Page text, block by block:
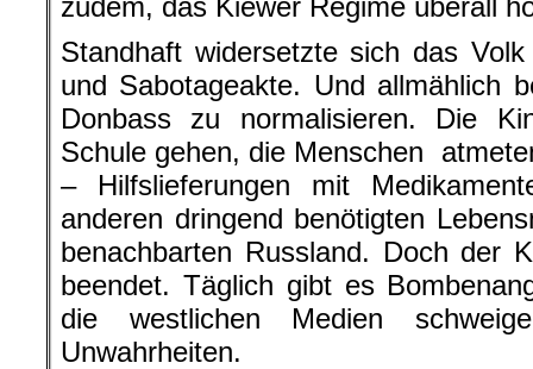
zudem, das Kiewer Regime überall
Standhaft widersetzte sich das
und Sabotageakte. Und allmählich
Donbass zu normalisieren. Die
Schule gehen, die Menschen
– Hilfslieferungen mit
anderen dringend benötigten
benachbarten Russland. Doch der
beendet. Täglich gibt es
die westlichen Medien
Unwahrheiten.